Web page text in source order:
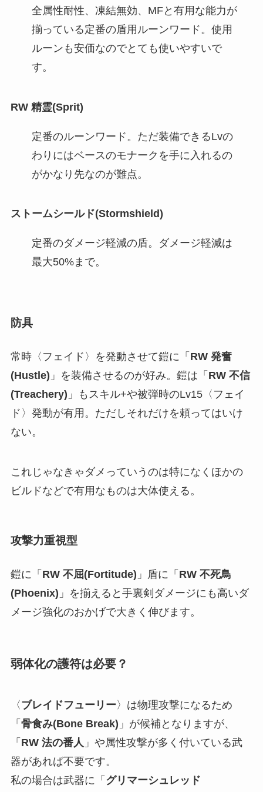
全属性耐性、凍結無効、MFと有用な能力が
揃っている定番の盾用ルーンワード。使用
ルーンも安価なのでとても使いやすいで
す。
RW 精霊(Sprit)
定番のルーンワード。ただ装備できるLvの
わりにはベースのモナークを手に入れるの
がかなり先なのが難点。
ストームシールド(Stormshield)
定番のダメージ軽減の盾。ダメージ軽減は
最大50%まで。
防具
常時〈フェイド〉を発動させて鎧に「 RW 発奮
(Hustle) 」を装備させるのが好み。鎧は「 RW 不信
(Treachery) 」もスキル+や被弾時のLv15〈フェイ
ド〉発動が有用。ただしそれだけを頼ってはいけ
ない。
これじゃなきゃダメっていうのは特になくほかの
ビルドなどで有用なものは大体使える。
攻撃力重視型
鎧に「 RW 不屈(Fortitude) 」盾に「 RW 不死鳥
(Phoenix) 」を揃えると手裏剣ダメージにも高いダ
メージ強化のおかげで大きく伸びます。
弱体化の護符は必要？
〈ブレイドフューリー〉は物理攻撃になるため
「 骨食み(Bone Break) 」が候補となりますが、
「 RW 法の番人 」や属性攻撃が多く付いている武
器があれば不要です。
私の場合は武器に「 グリマーシュレッド